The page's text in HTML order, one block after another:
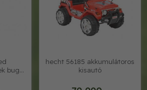
buggy
hecht 56185 akkumulátoros
kisautó